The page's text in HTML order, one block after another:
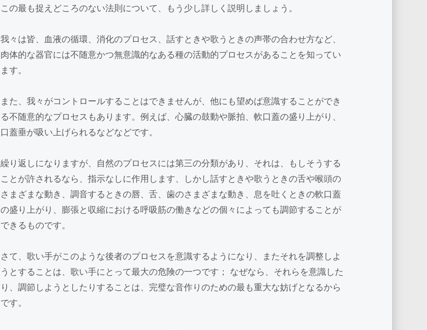
この最も捉えどころのない法則について、もう少し詳しく説明しましょう。
我々は皆、血液の循環、消化のプロセス、話すときや歌うときの声帯の合わせ方など、
肉体的な器官には不随意かつ無意識的なある種の活動的プロセスがあることを知ってい
ます。
また、我々がコントロールすることはできませんが、他にも望めば意識することができ
る不随意的なプロセスもあります。例えば、心臓の鼓動や脈拍、軟口蓋の盛り上がり、
口蓋垂が吸い上げられるなどなどです。
繰り返しになりますが、自然のプロセスには第三の分類があり、それは、もしそうする
ことが許されるなら、指示なしに作用します、しかし話すときや歌うときの舌や喉頭の
さまざまな動き、調音するときの唇、舌、歯のさまざまな動き、息を吐くときの軟口蓋
の盛り上がり、膨張と収縮における呼吸筋の働きなどの個々によっても調節することが
できるものです。
さて、歌い手がこのような後者のプロセスを意識するようになり、またそれを調整しよ
うとすることは、歌い手にとって最大の危険の一つです； なぜなら、それらを意識した
り、調節しようとしたりすることは、完璧な音作りのための最も重大な妨げとなるから
です。